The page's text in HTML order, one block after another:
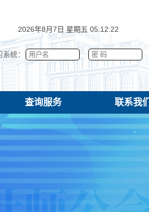
2026年8月7日 星期五 05:12:23
统：
查询服务 联系我